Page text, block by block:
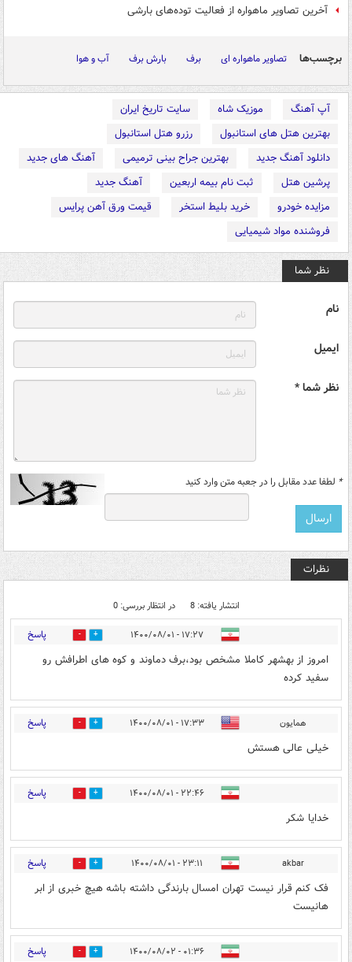
آخرین تصاویر ماهواره از فعالیت توده‌های بارشی
برچسب‌ها تصاویر ماهواره ای برف بارش برف آب و هوا
آپ آهنگ موزیک شاه
سایت تاریخ ایران
بهترین هتل های استانبول
رزرو هتل استانبول
دانلود آهنگ جدید
بهترین جراح بینی ترمیمی
آهنگ های جدید
پرشین هتل
ثبت نام بیمه اربعین
آهنگ جدید
مزایده خودرو
خرید بلیط استخر
قیمت ورق آهن پرایس
فروشنده مواد شیمیایی
نظر شما
نام
ایمیل
نظر شما *
* لطفا عدد مقابل را در جعبه متن وارد کنید
نظرات
انتشار یافته: 8 در انتظار بررسی: 0
۱۷:۲۷ - ۱۴۰۰/۰۸/۰۱ 6 پاسخ
امروز از بهشهر کاملا مشخص بود،برف دماوند و کوه های اطرافش رو
سفید کرده
همایون ۱۷:۳۳ - ۱۴۰۰/۰۸/۰۱ 3 پاسخ
خیلی عالی هستش
۲۲:۴۶ - ۱۴۰۰/۰۸/۰۱ 2 پاسخ
خدایا شکر
akbar ۲۳:۱۱ - ۱۴۰۰/۰۸/۰۱ 1 پاسخ
فک کنم قرار نیست تهران امسال بارندگی داشته باشه هیچ خبری از ابر
هانیست
۰۱:۳۶ - ۱۴۰۰/۰۸/۰۲ 0 پاسخ